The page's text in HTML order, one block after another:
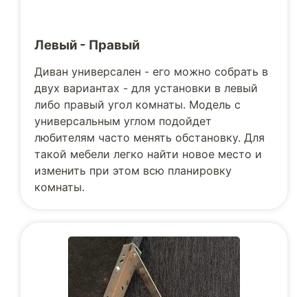
Левый - Правый
Диван универсален - его можно собрать в
двух вариантах - для установки в левый
либо правый угол комнаты. Модель с
универсальным углом подойдет
любителям часто менять обстановку. Для
такой мебели легко найти новое место и
изменить при этом всю планировку
комнаты.